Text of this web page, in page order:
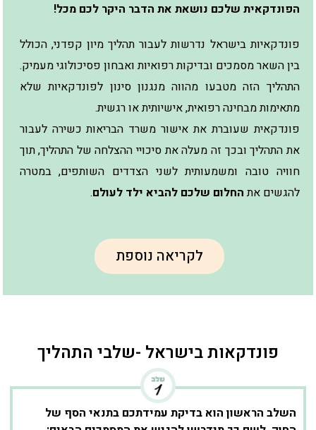
הפונדקאית שלכם נושאת את הדבר היקר לכם מכל!
פונדקאיות בישראל נדרשות לעבור תהליך מיון קפדני, הכולל
בין השאר מסמכים ובדיקות רפואיות ואבחון פסיכולוגי מעמיק.
התהליך הזה מטבעו מהווה מנגנון סינון לפונדקאיות שלא
מתאימות מבחינה רפואית, אישיותית או רגשית.
פונדקאית שעוברת את אישור משרד הבריאות כשירה לעבור
את התהליך ובכך זה מעלה את סיכויי ההצלחה של התהליך, תוך
חוויה טובה ומשמעותית לשני הצדדים השותפים, במטרה
להגשים אתהחלום שלכם להביא ילד לעולם.
לקריאה נוספת
פונדקאות בישראל -שלבי התהליך
השלב הראשון הוא בדיקת עמידתכם בתנאי הסף של